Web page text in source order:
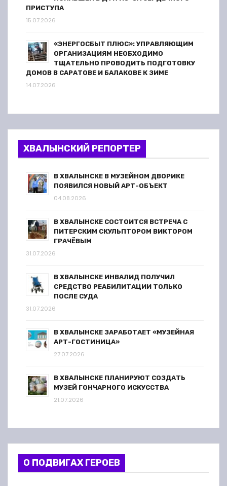
ПРИСТУПА
15.07.2026
«ЭНЕРГОСБЫТ ПЛЮС»: УПРАВЛЯЮЩИМ
ОРГАНИЗАЦИЯМ НЕОБХОДИМО
ТЩАТЕЛЬНО ПРОВОДИТЬ ПОДГОТОВКУ
ДОМОВ В САРАТОВЕ И БАЛАКОВЕ К ЗИМЕ
14.07.2026
ХВАЛЫНСКИЙ РЕПОРТЕР
В ХВАЛЫНСКЕ В МУЗЕЙНОМ ДВОРИКЕ
ПОЯВИЛСЯ НОВЫЙ АРТ-ОБЪЕКТ
04.08.2026
В ХВАЛЫНСКЕ СОСТОИТСЯ ВСТРЕЧА С
ПИТЕРСКИМ СКУЛЬПТОРОМ ВИКТОРОМ
ГРАЧЁВЫМ
31.07.2026
В ХВАЛЫНСКЕ ИНВАЛИД ПОЛУЧИЛ
СРЕДСТВО РЕАБИЛИТАЦИИ ТОЛЬКО
ПОСЛЕ СУДА
31.07.2026
В ХВАЛЫНСКЕ ЗАРАБОТАЕТ «МУЗЕЙНАЯ
АРТ-ГОСТИНИЦА»
27.07.2026
В ХВАЛЫНСКЕ ПЛАНИРУЮТ СОЗДАТЬ
МУЗЕЙ ГОНЧАРНОГО ИСКУССТВА
21.07.2026
О ПОДВИГАХ ГЕРОЕВ